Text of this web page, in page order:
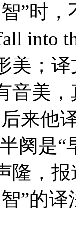
”时
into
美；
音美
来他
阕是
隆，
”的